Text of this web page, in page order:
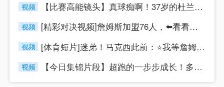
视频 【比赛高能镜头】真球痴啊！37岁的杜兰特休赛期继续苦练，打磨
视频 [精彩对决视频]詹姆斯加盟76人，⬅️看看费城球迷的态度
视频 [体育短片]迷弟！马克西此前：⭐我等詹姆斯的球衣5年了，他就
视频 【今日集锦片段】超跑的一步步成长！多特官推感谢阿德耶米的贡献